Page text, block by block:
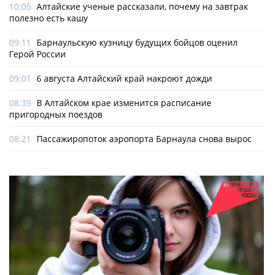
10:05 Алтайские ученые рассказали, почему на завтрак
полезно есть кашу
09:11
Барнаульскую кузницу будущих бойцов оценил
Герой России
09:01 6 августа Алтайский край накроют дожди
08:39 В Алтайском крае изменится расписание
пригородных поездов
08:21 Пассажиропоток аэропорта Барнаула снова вырос